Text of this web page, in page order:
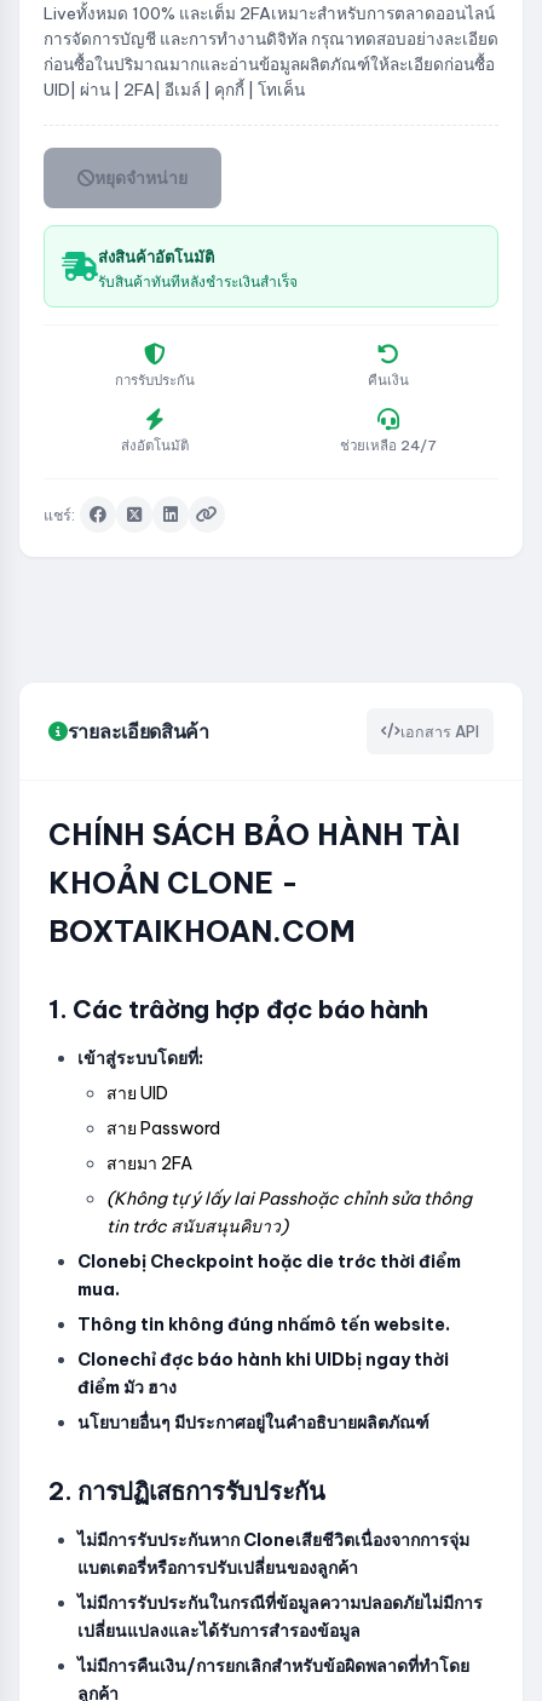
Liveทั้งหมด 100% และเต็ม 2FAเหมาะสำหรับการตลาดออนไลน์
การจัดการบัญชี และการทำงานดิจิทัล กรุณาทดสอบอย่างละเอียด
ก่อนซื้อในปริมาณมากและอ่านข้อมูลผลิตภัณฑ์ให้ละเอียดก่อนซื้อ
UID| ผ่าน | 2FA| อีเมล์ | คุกกี้ | โทเค็น
หยุดจำหน่าย
ส่งสินค้าอัตโนมัติ
รับสินค้าทันทีหลังชำระเงินสำเร็จ
การรับประกัน คืนเงิน
ส่งอัตโนมัติ ช่วยเหลือ 24/7
แชร์:
รายละเอียดสินค้า เอกสาร API
CHÍNH SÁCH BẢO HÀNH TÀI
KHOẢN CLONE -
BOXTAIKHOAN.COM
1. Các trâờng hợp đợc báo hành
เข้าสู่ระบบโดยที่:
สาย UID
สาย Password
สายมา 2FA
(Không tự ý lấy lai Passhoặc chỉnh sửa thông
tin trớc สนับสนุนคิบาว)
Clonebị Checkpoint hoặc die trớc thời điểm
mua.
Thông tin không đúng nhấmô tến website.
Clonechỉ đợc báo hành khi UIDbị ngay thời
điểm มัว ฮาง
นโยบายอื่นๆ มีประกาศอยู่ในคำอธิบายผลิตภัณฑ์
2. การปฏิเสธการรับประกัน
ไม่มีการรับประกันหาก Cloneเสียชีวิตเนื่องจากการจุ่ม
แบตเตอรี่หรือการปรับเปลี่ยนของลูกค้า
ไม่มีการรับประกันในกรณีที่ข้อมูลความปลอดภัยไม่มีการ
เปลี่ยนแปลงและได้รับการสำรองข้อมูล
ไม่มีการคืนเงิน/การยกเลิกสำหรับข้อผิดพลาดที่ทำโดย
ลูกค้า